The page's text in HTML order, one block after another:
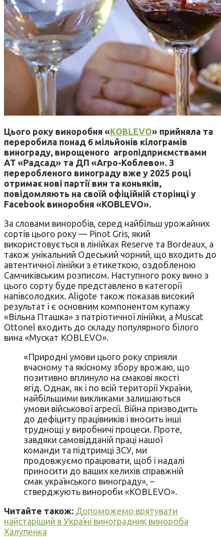
Цього року виноробня «KOBLEVO» прийняла та
переробила понад 6 мільйонів кілограмів
винограду, вирощеного агропідприємствами
АТ «Радсад» та ДП «Агро-Коблево». З
переробленого винограду вже у 2025 році
отримає нові партії вин та коньяків,
повідомляють на своїй офіційній сторінці у
Facebook виноробня «KOBLEVO».
За словами виноробів, серед найбільш урожайних
сортів цього року — Pinot Gris, який
використовується в лінійках Reserve та Bordeaux, а
також унікальний Одеський чорний, що входить до
автентичної лінійки з етикеткою, оздобленою
Самчиківським розписом. Наступного року вино з
цього сорту буде представлено в категорії
напівсолодких. Aligote також показав високий
результат і є основним компонентом купажу
«Вільна Пташка» з патріотичної лінійки, а Muscat
Ottonel входить до складу популярного білого
вина «Мускат KOBLEVO».
«Природні умови цього року сприяли
вчасному та якісному збору врожаю, що
позитивно вплинуло на смакові якості
ягід. Однак, як і по всій території України,
найбільшими викликами залишаються
умови військової агресії. Війна призводить
до дефіциту працівників і вносить інші
труднощі у виробничі процеси. Проте,
завдяки самовідданій праці нашої
команди та підтримці ЗСУ, ми
продовжуємо працювати, щоб і надалі
приносити до ваших келихів справжній
смак українського винограду», –
стверджують винороби «KOBLEVO».
Читайте також: Допоможемо врятувати
найстаріший в Україні виноградник винороба
Халупенка